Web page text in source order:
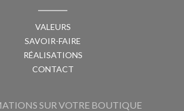
VALEURS
SAVOIR-FAIRE
RÉALISATIONS
CONTACT
SUR VOTRE BOUTIQUE